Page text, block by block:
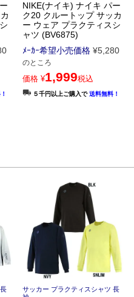
NIKE(ナイキ) ナイキ パー
ク20 クルートップ サッカ
ー ウェア プラクティスシ
ャツ (BV6875)
ﾒｰｶｰ希望小売価格 ¥5,280
のところ
価格 ¥1,999税込
５千円以上ご購入で送料無料！
サッカー プラクティスシャツ 長